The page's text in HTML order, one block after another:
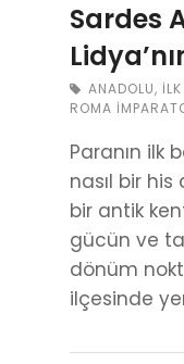
Sardes
ANADOLU,
ROMA
Paranın ilk
nasıl bir
bir antik
gücün ve
dönüm
ilçesinde